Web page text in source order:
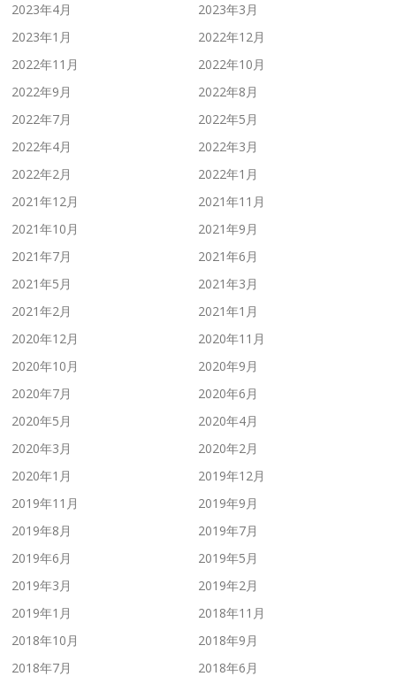
2023年4月
2023年3月
2023年1月
2022年12月
2022年11月
2022年10月
2022年9月
2022年8月
2022年7月
2022年5月
2022年4月
2022年3月
2022年2月
2022年1月
2021年12月
2021年11月
2021年10月
2021年9月
2021年7月
2021年6月
2021年5月
2021年3月
2021年2月
2021年1月
2020年12月
2020年11月
2020年10月
2020年9月
2020年7月
2020年6月
2020年5月
2020年4月
2020年3月
2020年2月
2020年1月
2019年12月
2019年11月
2019年9月
2019年8月
2019年7月
2019年6月
2019年5月
2019年3月
2019年2月
2019年1月
2018年11月
2018年10月
2018年9月
2018年7月
2018年6月